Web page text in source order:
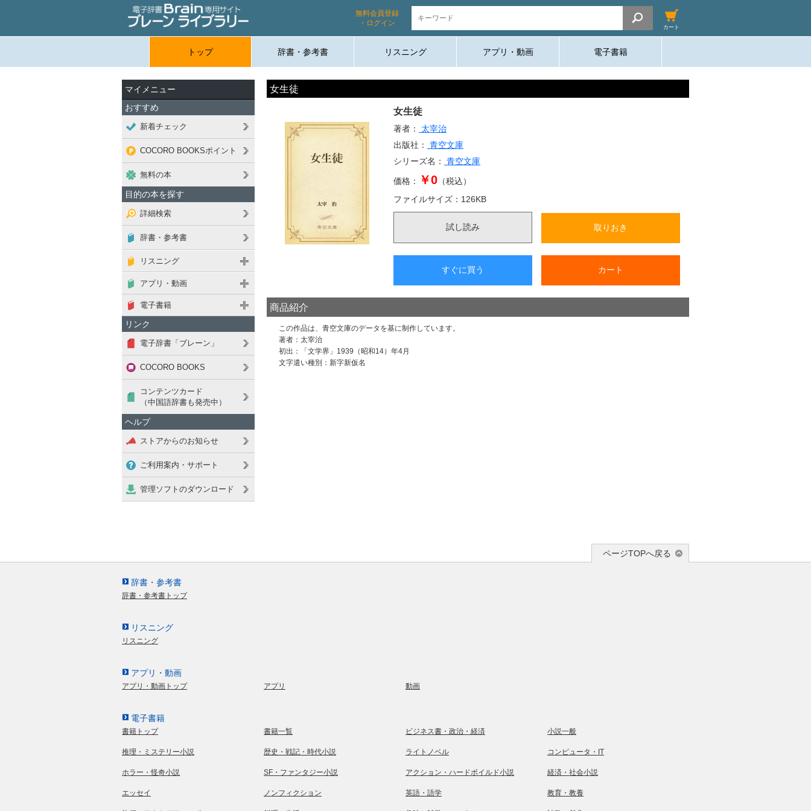
無料会員登録
・ログイン
カート
トップ 辞書・参考書 リスニング アプリ・動画 電子書籍
女生徒
女生徒
著者：
太宰治
出版社：
青空文庫
シリーズ名：
青空文庫
価格： ￥0 （税込）
ファイルサイズ： 126KB
試し読み 取りおき
すぐに買う カート
商品紹介
この作品は、青空文庫のデータを基に制作しています。
著者：太宰治
初出：「文学界」1939（昭和14）年4月
文字遣い種別：新字新仮名
マイメニュー
おすすめ
新着チェック
COCORO BOOKSポイント
無料の本
目的の本を探す
詳細検索
辞書・参考書
リスニング
アプリ・動画
電子書籍
リンク
電子辞書「ブレーン」
COCORO BOOKS
コンテンツカード
（中国語辞書も発売中）
ヘルプ
ストアからのお知らせ
ご利用案内・サポート
管理ソフトのダウンロード
辞書・参考書
辞書・参考書トップ
リスニング
リスニング
アプリ・動画
アプリ・動画トップ アプリ 動画
電子書籍
書籍トップ 書籍一覧 ビジネス書・政治・経済 小説一般
推理・ミステリー小説 歴史・戦記・時代小説 ライトノベル コンピュータ・IT
ホラー・怪奇小説 SF・ファンタジー小説 アクション・ハードボイルド小説 経済・社会小説
エッセイ ノンフィクション 英語・語学 教育・教養
ページTOPへ戻る